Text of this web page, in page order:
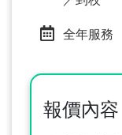
全年服務
報價內容